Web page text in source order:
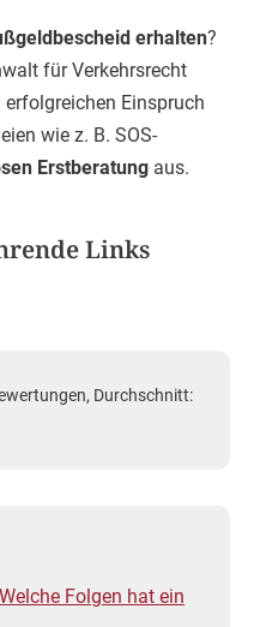
erhalten?
für Verkehrsrecht
Einspruch
wie z. B. SOS-
Erstberatung aus.
Links
Durchschnitt:
Folgen hat ein